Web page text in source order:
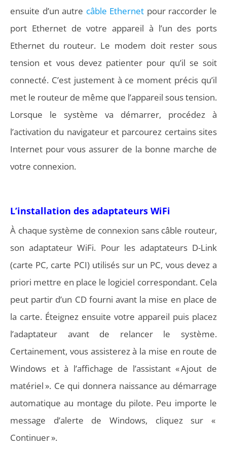
ensuite d’un autre câble Ethernet pour raccorder le
port Ethernet de votre appareil à l’un des ports
Ethernet du routeur. Le modem doit rester sous
tension et vous devez patienter pour qu’il se soit
connecté. C’est justement à ce moment précis qu’il
met le routeur de même que l’appareil sous tension.
Lorsque le système va démarrer, procédez à
l’activation du navigateur et parcourez certains sites
Internet pour vous assurer de la bonne marche de
votre connexion.
L’installation des adaptateurs WiFi
À chaque système de connexion sans câble routeur,
son adaptateur WiFi. Pour les adaptateurs D-Link
(carte PC, carte PCI) utilisés sur un PC, vous devez a
priori mettre en place le logiciel correspondant. Cela
peut partir d’un CD fourni avant la mise en place de
la carte. Éteignez ensuite votre appareil puis placez
l’adaptateur avant de relancer le système.
Certainement, vous assisterez à la mise en route de
Windows et à l’affichage de l’assistant « Ajout de
matériel ». Ce qui donnera naissance au démarrage
automatique au montage du pilote. Peu importe le
message d’alerte de Windows, cliquez sur «
Continuer ».